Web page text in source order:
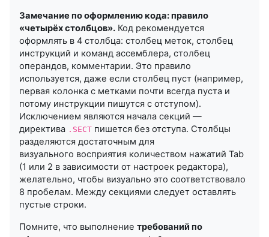
Замечание по оформлению кода: правило
«четырёх столбцов». Код рекомендуется
оформлять в 4 столбца: столбец меток, столбец
инструкций и команд ассемблера, столбец
операндов, комментарии. Это правило
используется, даже если столбец пуст (например,
первая колонка с метками почти всегда пуста и
потому инструкции пишутся с отступом).
Исключением являются начала секций —
директива .SECT пишется без отступа. Столбцы
разделяются достаточным для
визуального восприятия количеством нажатий Tab
(1 или 2 в зависимости от настроек редактора),
желательно, чтобы визуально это соответствовало
8 пробелам. Между секциями следует оставлять
пустые строки.
Помните, что выполнение требований по